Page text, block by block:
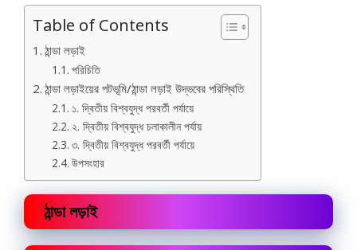
Table of Contents
ঠান্ডা লড়াই
পরিচিতি
ঠান্ডা লড়াইয়ের পটভূমি/ঠান্ডা লড়াই উদ্ভবের পরিস্থিতি
১. দ্বিতীয় বিশ্বযুদ্ধ পরবর্তী পর্যায়ে
২. দ্বিতীয় বিশ্বযুদ্ধ চলাকালীন পর্যায়
৩. দ্বিতীয় বিশ্বযুদ্ধ পরবর্তী পর্যায়ে
উপসংহার
ঠান্ডা লড়াই